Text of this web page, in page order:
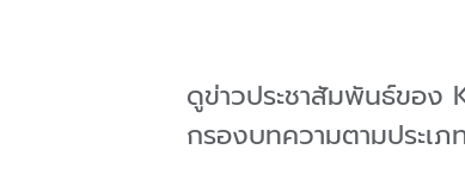
ดูข่าวประชาสัมพันธ์ของ
กรองบทความตามประเ